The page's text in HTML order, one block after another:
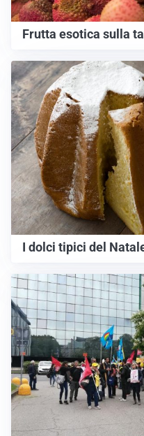
Frutta esotica sulla
I dolci tipici del